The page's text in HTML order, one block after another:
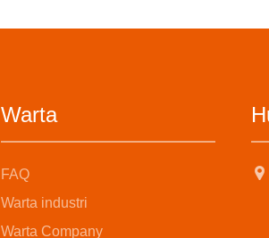
Warta
FAQ
Warta industri
Warta Company